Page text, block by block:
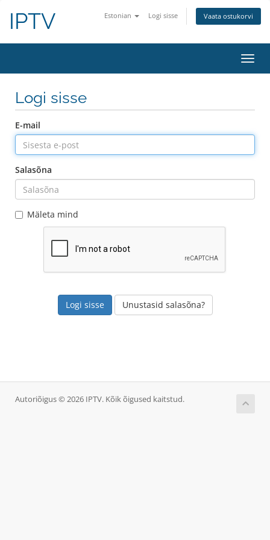
Estonian Logi sisse Vaata ostukorvi
IPTV
Logi sisse
E-mail
Salasõna
Mäleta mind
Unustasid salasõna?
Autoriõigus © 2026 IPTV. Kõik õigused kaitstud.